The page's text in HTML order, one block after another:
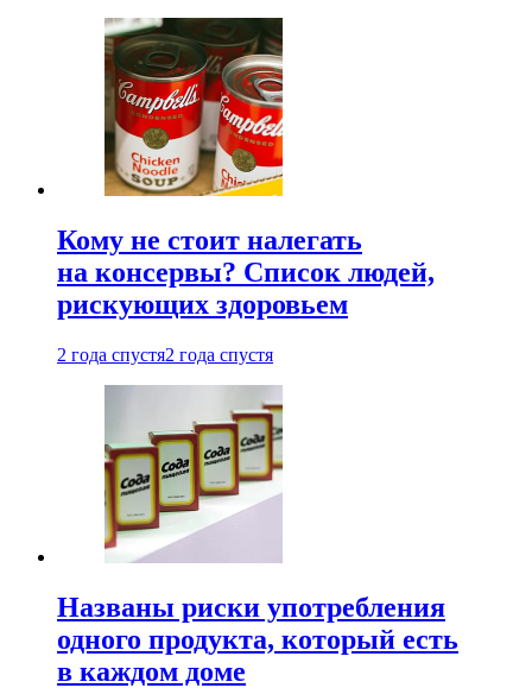
Кому не стоит налегать
на консервы? Список людей,
рискующих здоровьем
2 года спустя2 года спустя
Названы риски употребления
одного продукта, который есть
в каждом доме